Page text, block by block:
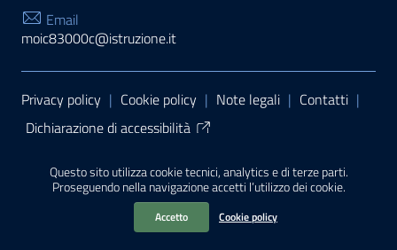
Questo sito utilizza cookie tecnici, analytics e di terze parti.
Proseguendo nella navigazione accetti l’utilizzo dei cookie.
Accetto Cookie policy
Email
moic83000c@istruzione.it
Sezione Link Utili
Privacy policy | Cookie policy | Note legali | Contatti |
Dichiarazione di accessibilità
PA di AgID
| Realizzato con WordPress
da